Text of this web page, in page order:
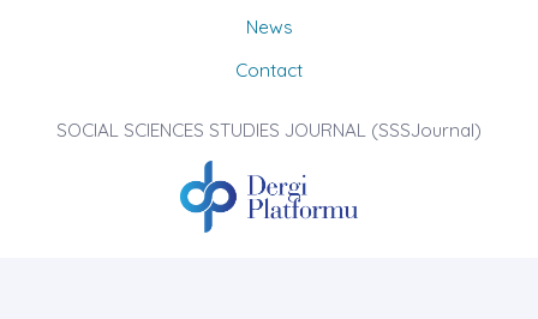
News
Contact
SOCIAL SCIENCES STUDIES JOURNAL (SSSJournal)